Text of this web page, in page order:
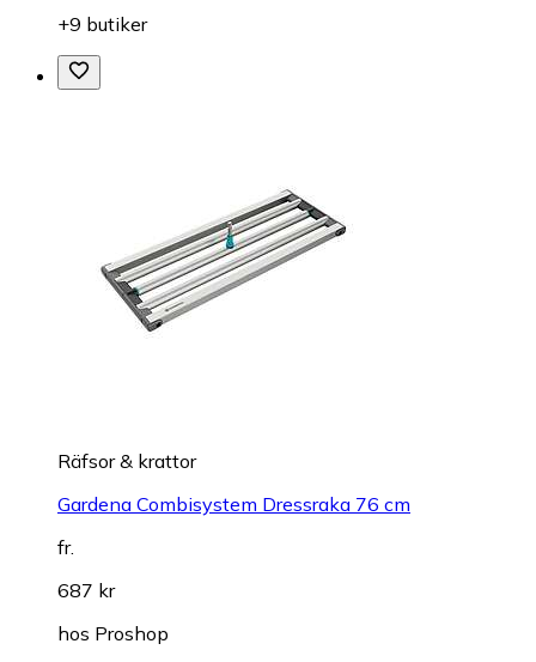
+9 butiker
Räfsor & krattor
Gardena Combisystem Dressraka 76 cm
fr.
687 kr
hos Proshop